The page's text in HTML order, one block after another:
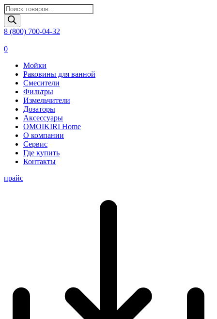
Поиск
товаров
8 (800) 700-04-32
0
Мойки
Раковины для ванной
Смесители
Фильтры
Измельчители
Дозаторы
Аксессуары
OMOIKIRI Home
О компании
Сервис
Где купить
Контакты
прайс